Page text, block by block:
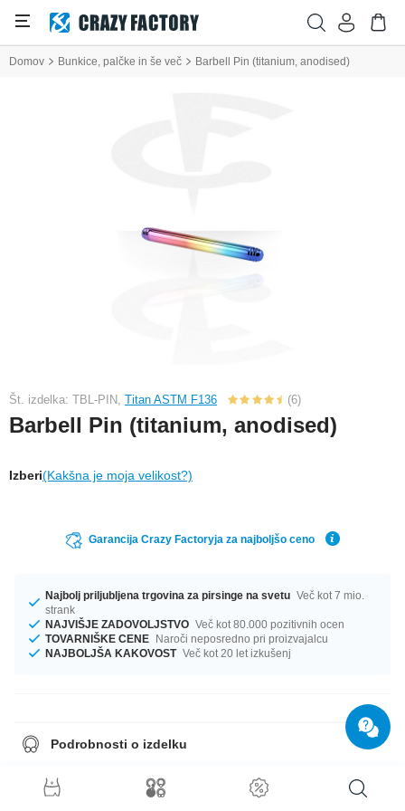
Domov Bunkice, palčke in še več Barbell Pin (titanium, anodised)
Št. izdelka: TBL-PIN, Titan ASTM F136 (6)
Barbell Pin (titanium, anodised)
Izberi(Kakšna je moja velikost?)
Garancija Crazy Factoryja za najboljšo ceno
Najbolj priljubljena trgovina za pirsinge na svetu Več kot 7 mio.
strank
NAJVIŠJE ZADOVOLJSTVO Več kot 80.000 pozitivnih ocen
TOVARNIŠKE CENE Naroči neposredno pri proizvajalcu
NAJBOLJŠA KAKOVOST Več kot 20 let izkušenj
Podrobnosti o izdelku
different lengths, gauges and colours for you to customize.